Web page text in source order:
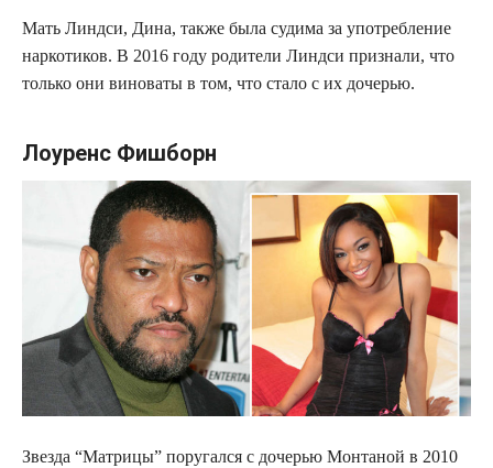
Мать Линдси, Дина, также была судима за употребление
наркотиков. В 2016 году родители Линдси признали, что
только они виноваты в том, что стало с их дочерью.
Лоуренс Фишборн
Звезда “Матрицы” поругался с дочерью Монтаной в 2010